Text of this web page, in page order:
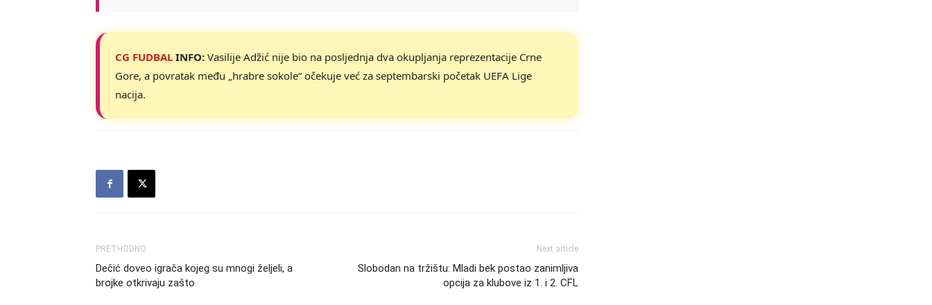
CG FUDBAL INFO: Vasilije Adžić nije bio na posljednja dva okupljanja reprezentacije Crne
Gore, a povratak među „hrabre sokole“ očekuje već za septembarski početak UEFA Lige
nacija.
PRETHODNO
Dečić doveo igrača kojeg su mnogi željeli, a
brojke otkrivaju zašto
Next article
Slobodan na tržištu: Mladi bek postao zanimljiva
opcija za klubove iz 1. i 2. CFL